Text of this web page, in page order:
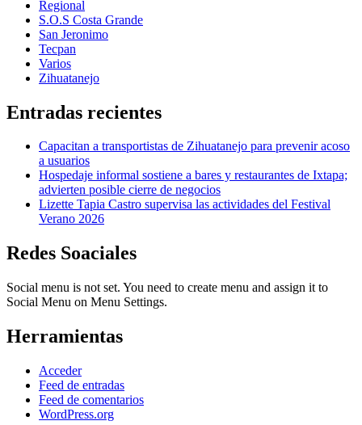
Regional
S.O.S Costa Grande
San Jeronimo
Tecpan
Varios
Zihuatanejo
Entradas recientes
Capacitan a transportistas de Zihuatanejo para prevenir acoso
a usuarios
Hospedaje informal sostiene a bares y restaurantes de Ixtapa;
advierten posible cierre de negocios
Lizette Tapia Castro supervisa las actividades del Festival
Verano 2026
Redes Soaciales
Social menu is not set. You need to create menu and assign it to
Social Menu on Menu Settings.
Herramientas
Acceder
Feed de entradas
Feed de comentarios
WordPress.org